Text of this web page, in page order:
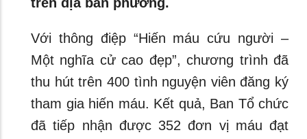
Với thông điệp “Hiến máu cứu người –
Một nghĩa cử cao đẹp”, chương trình đã
thu hút trên 400 tình nguyện viên đăng ký
tham gia hiến máu. Kết quả, Ban Tổ chức
đã tiếp nhận được 352 đơn vị máu đạt